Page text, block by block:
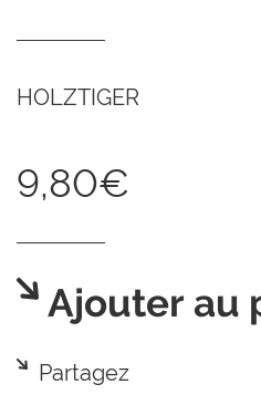
HOLZTIGER
9,80€
Ajouter au
Partagez